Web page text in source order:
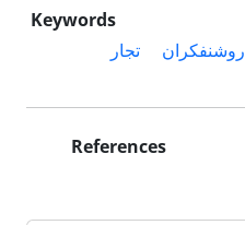
Keywords
روشنفکران
تجار
References